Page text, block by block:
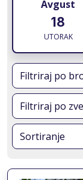
Avgust
18
UTORAK